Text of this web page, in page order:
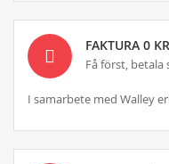
FAKTURA 0 KR
Få först, betala
I samarbete med Walley